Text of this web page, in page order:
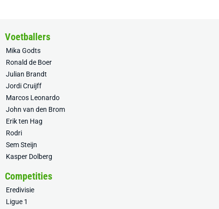
Voetballers
Mika Godts
Ronald de Boer
Julian Brandt
Jordi Cruijff
Marcos Leonardo
John van den Brom
Erik ten Hag
Rodri
Sem Steijn
Kasper Dolberg
Competities
Eredivisie
Ligue 1